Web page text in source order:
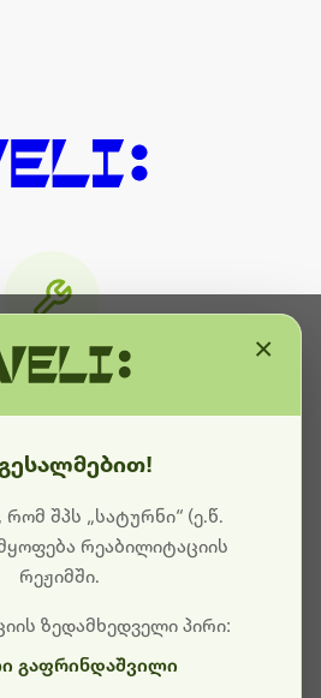
ამჟამად
განახლება და ტექნიკური
იქნება. გმადლობთ
შპს „სატურნი“ (ე.წ.
რეაბილიტაციის
რეჟიმში.
ზედამხედველი პირი:
გაფრინდაშვილი
×